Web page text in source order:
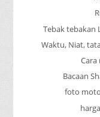
Tebak tebakan
Waktu, Niat,
Bacaan
foto